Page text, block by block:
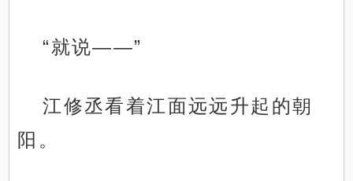
“就说——”
江修丞看着江面远远升起的朝
阳。